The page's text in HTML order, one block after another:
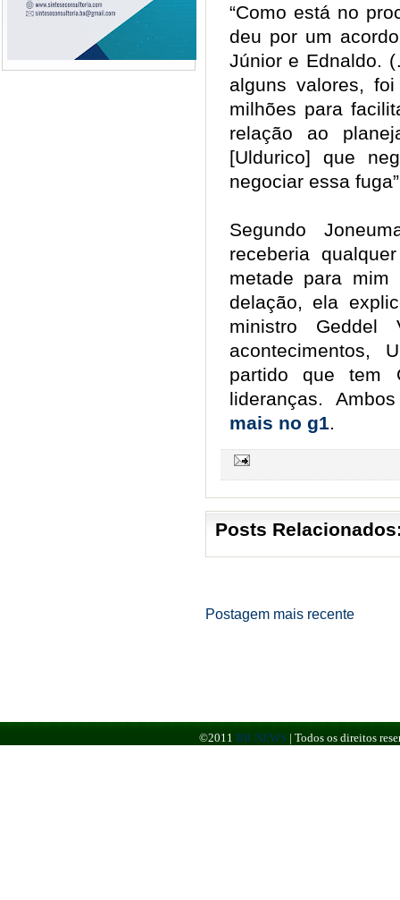
“Como está no
deu por um
Júnior e Ednaldo.
alguns valores,
milhões para
relação ao
[Uldurico] que
negociar essa
Segundo
receberia
metade para
delação, ela
ministro
acontecimentos,
partido que tem
lideranças.
mais no g1.
Posts
Postagem mais recente
©2011 BR NEWS | Todos os direitos